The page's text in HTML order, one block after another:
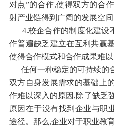
对点”的合作,使得双方的合
射产业链得到广阔的发展空间
4.校企合作的制度化建设
作普遍缺乏建立在互利共赢
使得合作模式和合作成果难以
任何一种稳定的可持续的
双方自身发展需求的基础上
作难以深入的原因,除了缺乏
原因在于没有找到企业与职
途径。那么,企业对于职业教